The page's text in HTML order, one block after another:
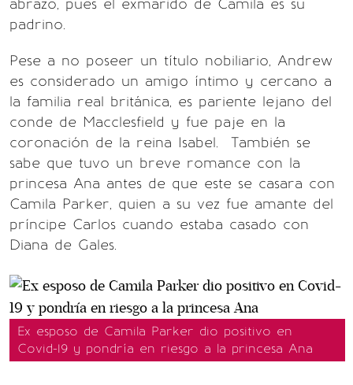
abrazo, pues el exmarido de Camila es su
padrino.
Pese a no poseer un título nobiliario, Andrew
es considerado un amigo íntimo y cercano a
la familia real británica, es pariente lejano del
conde de Macclesfield y fue paje en la
coronación de la reina Isabel. También se
sabe que tuvo un breve romance con la
princesa Ana antes de que este se casara con
Camila Parker, quien a su vez fue amante del
príncipe Carlos cuando estaba casado con
Diana de Gales.
Ex esposo de Camila Parker dio positivo en
Covid-19 y pondría en riesgo a la princesa Ana